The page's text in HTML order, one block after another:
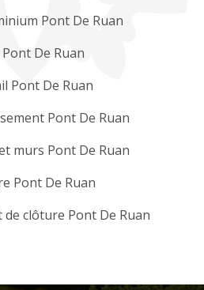
Pont De Ruan
De Ruan
Pont De Ruan
Pont De Ruan
murs Pont De Ruan
Pont De Ruan
clôture Pont De Ruan